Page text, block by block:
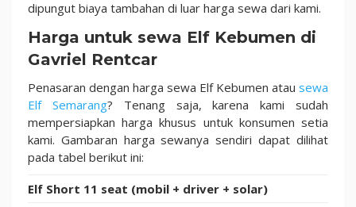
dipungut biaya tambahan di luar harga sewa dari kami.
Harga untuk sewa Elf Kebumen di
Gavriel Rentcar
Penasaran dengan harga sewa Elf Kebumen atau sewa
Elf Semarang? Tenang saja, karena kami sudah
mempersiapkan harga khusus untuk konsumen setia
kami. Gambaran harga sewanya sendiri dapat dilihat
pada tabel berikut ini:
Elf Short 11 seat (mobil + driver + solar)